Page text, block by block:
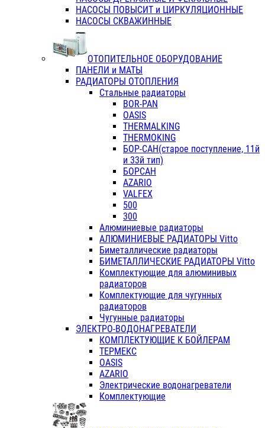
НАСОСЫ ПОВЫСИТ и ЦИРКУЛЯЦИОННЫЕ
НАСОСЫ СКВАЖИННЫЕ
ОТОПИТЕЛЬНОЕ ОБОРУДОВАНИЕ
ПАНЕЛИ и МАТЫ
РАДИАТОРЫ ОТОПЛЕНИЯ
Стальные радиаторы
BOR-PAN
OASIS
THERMALKING
THERMOKING
БОР-САН(старое поступление, 11й
и 33й тип)
БОРСАН
AZARIO
VALFEX
500
300
Алюминиевые радиаторы
АЛЮМИНИЕВЫЕ РАДИАТОРЫ Vitto
Биметаллические радиаторы
БИМЕТАЛЛИЧЕСКИЕ РАДИАТОРЫ Vitto
Комплектующие для алюминивых
радиаторов
Комплектующие для чугунных
радиаторов
Чугунные радиаторы
ЭЛЕКТРО-ВОДОНАГРЕВАТЕЛИ
КОМПЛЕКТУЮЩИЕ К БОЙЛЕРАМ
ТЕРМЕКС
OASIS
AZARIO
Электрические водонагреватели
Комплектующие